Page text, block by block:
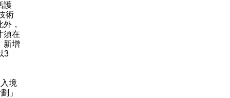
護
術
，
須在
新增
3
境
」